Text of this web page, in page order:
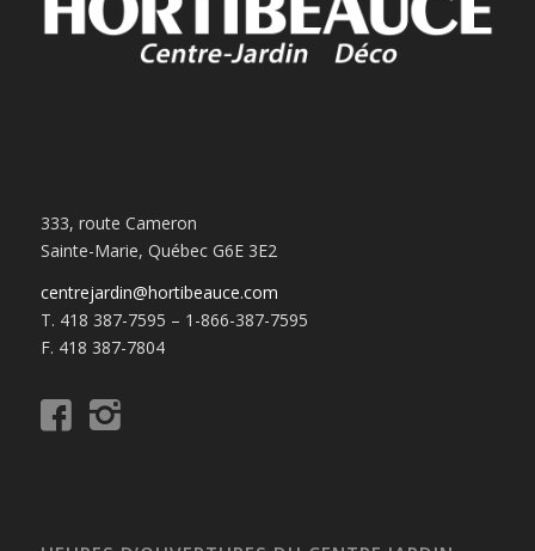
333, route Cameron
Sainte-Marie, Québec G6E 3E2
centrejardin@hortibeauce.com
T. 418 387-7595 – 1-866-387-7595
F. 418 387-7804